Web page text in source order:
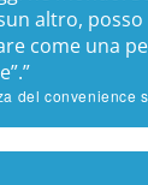
altro,
come una
del convenience